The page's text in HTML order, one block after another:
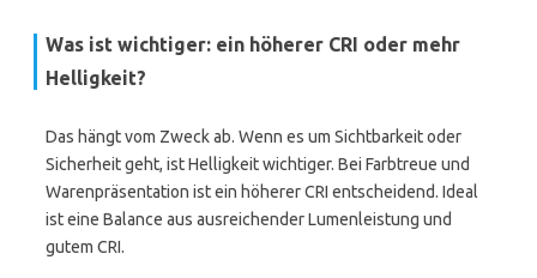
Was ist wichtiger: ein höherer CRI oder mehr
Helligkeit?
Das hängt vom Zweck ab. Wenn es um Sichtbarkeit oder
Sicherheit geht, ist Helligkeit wichtiger. Bei Farbtreue und
Warenpräsentation ist ein höherer CRI entscheidend. Ideal
ist eine Balance aus ausreichender Lumenleistung und
gutem CRI.